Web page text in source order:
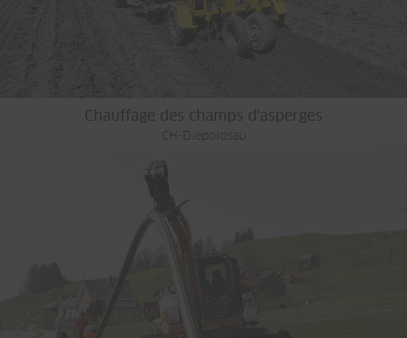
Chauffage des champs d'asperges
CH-Diepoldsau